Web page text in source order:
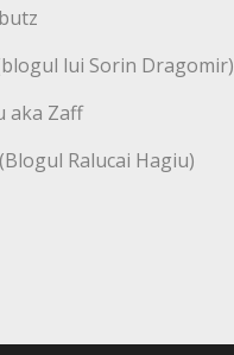
lui Sorin Dragomir)
aka Zaff
Ralucai Hagiu)